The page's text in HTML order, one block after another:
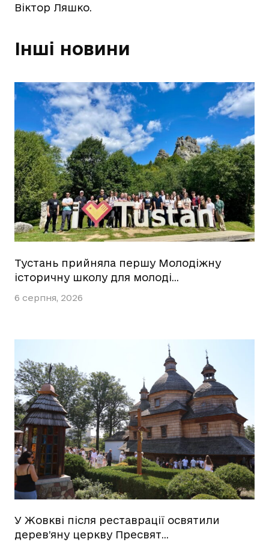
Віктор Ляшко.
Інші новини
Тустань прийняла першу Молодіжну
історичну школу для молоді…
6 серпня, 2026
У Жовкві після реставрації освятили
дерев’яну церкву Пресвят…